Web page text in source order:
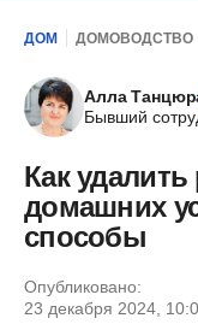
ДОМ ДОМОВОДСТВО
Алла
Бывший
Как
домашних
способы
Опубликовано:
23 декабря 2024,